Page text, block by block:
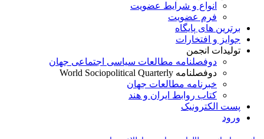
انواع و شرایط عضویت
فرم عضویت
برترین های پایگاه
جوایز و افتخارات
تولیدات انجمن
دوفصلنامه مطالعات سیاسی اجتماعی جهان
دوفصلنامه World Sociopolitical Quarterly
خبرنامه مطالعات جهان
کتاب روابط ایران و هند
پست الکترونیک
ورود